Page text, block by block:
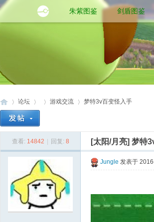
朱紫图鉴 剑盾图鉴
论坛
› ›
游戏交流 梦特3v百变怪入手
查看: 14842 回复: 8 [太阳/月亮] 梦特
Jungle 发表于